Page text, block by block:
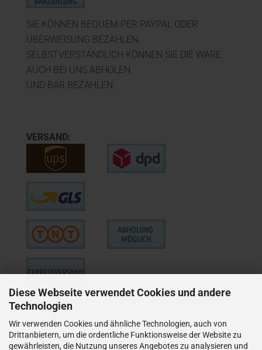
Diese Webseite verwendet Cookies und andere
Technologien
Wir verwenden Cookies und ähnliche Technologien, auch von
Drittanbietern, um die ordentliche Funktionsweise der Website zu
gewährleisten, die Nutzung unseres Angebotes zu analysieren und
SIE KÖNNEN BEQUEM PER PAYPAL ODER
ÜBERWEISUNG BEZAHLEN.
SELBSTVERSTÄNDLICH KÖNNEN SIE DIE WARE
AUCH BEI UNS ABHOLEN
UND BAR BEZAHLEN.
VERSAND:
WIE VERSENDEN NUR ALS VERSICHERTES PAKET,
BZW. BEI GRÖSSEREN
LIEFERUNGEN ALS VERSICHERTER